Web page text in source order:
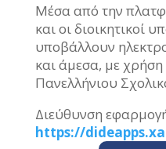
Μέσα από την
και οι διοικητικοί
υποβάλλουν
και άμεσα, με
Πανελλήνιου
Διεύθυνση
https://